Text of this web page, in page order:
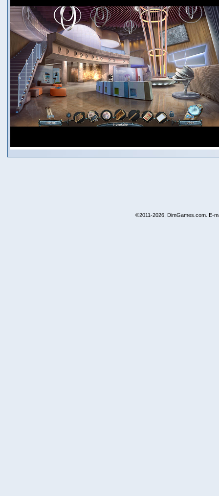
©2011-2026, DimGames.com. E-